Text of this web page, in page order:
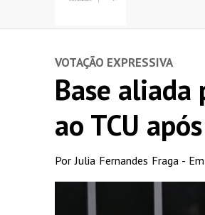
VOTAÇÃO EXPRESSIVA
Base aliada
ao TCU
Por Julia Fernandes Fraga -